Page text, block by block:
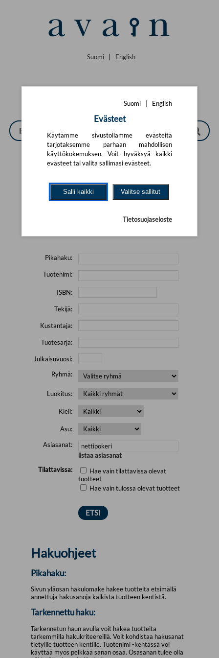
Suomi English
Tarkennettu haku
Yhtään tuotetta ei löytynyt. Yritä uutta hakua alla olevalla
Yritä hakea pienemmällä määrällä hakutekijöitä ja jätä
Pikahaku:
Tuotenimi:
ISBN:
Tekijä:
Kustantaja:
Tuotesarja:
Julkaisuvuosi:
Ryhmä:
Luokitus:
Kieli:
Asu:
Asiasanat:
listaa asiasanat
Tilattavissa:
Hae vain tilattavissa olevat
tuotteet
Hae vain tulossa olevat tuotteet
Hakuohjeet
Pikahaku:
Sivun yläosan hakulomake hakee tuotteita etsimällä
annettuja hakusanoja kaikista tuotteen kentistä.
Tarkennettu haku:
Tarkennetun haun avulla voit hakea tuotteita
tarkemmilla hakukriteereillä. Voit kohdistaa hakusanat
tietyille tuotteen kentille. Tuotenimi -kentässä voi
käyttää myös pelkkää sanan osaa. Osasanan tulee olla
Suomi | English
Evästeet
Käytämme sivustollamme evästeitä
tarjotaksemme parhaan mahdollisen
käyttökokemuksen. Voit hyväksyä kaikki
evästeet tai valita sallimasi evästeet.
Salli kaikki Valitse sallitut
Tietosuojaseloste